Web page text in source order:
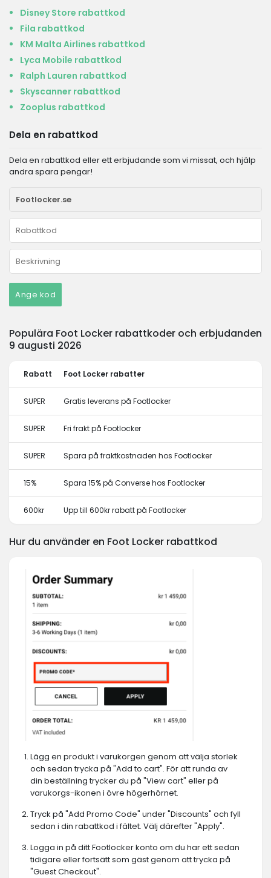
Disney Store rabattkod
Fila rabattkod
KM Malta Airlines rabattkod
Lyca Mobile rabattkod
Ralph Lauren rabattkod
Skyscanner rabattkod
Zooplus rabattkod
Dela en rabattkod
Dela en rabattkod eller ett erbjudande som vi missat, och hjälp
andra spara pengar!
Ange kod
Populära Foot Locker rabattkoder och erbjudanden
9 augusti 2026
Rabatt Foot Locker rabatter
SUPER Gratis leverans på Footlocker
SUPER Fri frakt på Footlocker
SUPER Spara på fraktkostnaden hos Footlocker
15% Spara 15% på Converse hos Footlocker
600kr Upp till 600kr rabatt på Footlocker
Hur du använder en Foot Locker rabattkod
Lägg en produkt i varukorgen genom att välja storlek
och sedan trycka på "Add to cart". För att runda av
din beställning trycker du på "View cart" eller på
varukorgs-ikonen i övre högerhörnet.
Tryck på "Add Promo Code" under "Discounts" och fyll
sedan i din rabattkod i fältet. Välj därefter "Apply".
Logga in på ditt Footlocker konto om du har ett sedan
tidigare eller fortsätt som gäst genom att trycka på
"Guest Checkout".